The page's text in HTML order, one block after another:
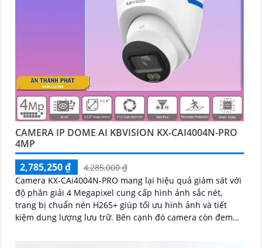
CAMERA IP DOME AI KBVISION KX-CAI4004N-PRO
4MP
2,785,250 ₫
4,285,000 ₫
Camera KX-CAi4004N-PRO mang lại hiệu quả giám sát với
độ phân giải 4 Megapixel cung cấp hình ảnh sắc nét,
trang bị chuẩn nén H265+ giúp tối ưu hình ảnh và tiết
kiệm dung lượng lưu trữ. Bên cạnh đó camera còn đem